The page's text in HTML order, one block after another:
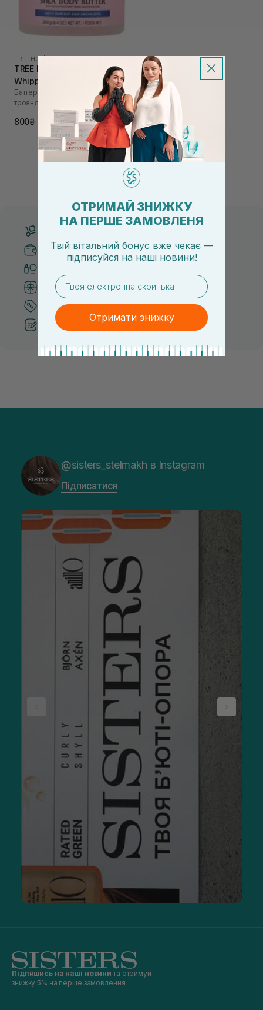
TREE HUT
TREE HUT Moroccan Rose
Whipped Body Butter 240 г
Баттер для тіла з ароматом
троянди
800₴
Безпечні способи оплати
Система бонусів та лояльності
Кращі ціни та топ товари
Рекомендації від косметологів
@sisters_stelmakh в Instagram
Підписатися
Підпишись на наші новини та отримуй
знижку 5% на перше замовлення
ОТРИМАЙ ЗНИЖКУ
НА ПЕРШЕ ЗАМОВЛЕНЯ
Твій вітальний бонус вже чекає —
підписуйся на наші новини!
email
Отримати знижку